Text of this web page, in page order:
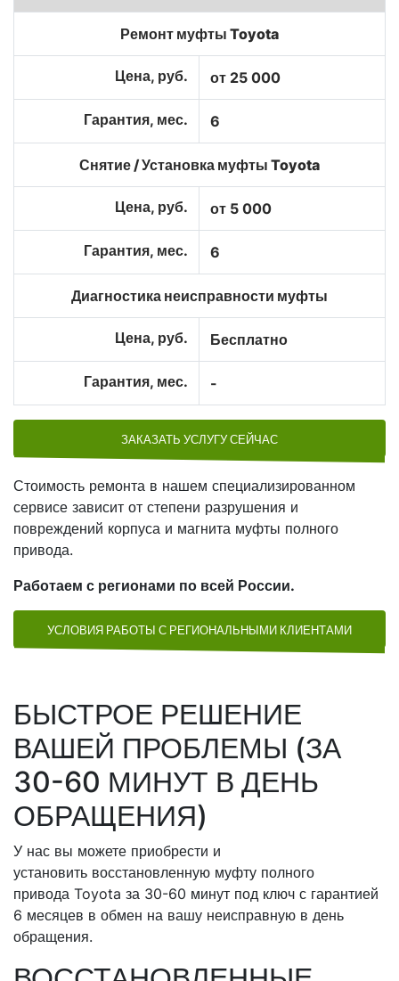
Ремонт муфты Toyota
Цена, руб. от 25 000
Гарантия, мес. 6
Снятие / Установка муфты Toyota
Цена, руб. от 5 000
Гарантия, мес. 6
Диагностика неисправности муфты
Цена, руб. Бесплатно
Гарантия, мес. -
ЗАКАЗАТЬ УСЛУГУ СЕЙЧАС
Стоимость ремонта в нашем специализированном
сервисе зависит от степени разрушения и
повреждений корпуса и магнита муфты полного
привода.
Работаем с регионами по всей России.
УСЛОВИЯ РАБОТЫ С РЕГИОНАЛЬНЫМИ КЛИЕНТАМИ
БЫСТРОЕ РЕШЕНИЕ
ВАШЕЙ ПРОБЛЕМЫ (ЗА
30-60 МИНУТ В ДЕНЬ
ОБРАЩЕНИЯ)
У нас вы можете приобрести и
установить восстановленную муфту полного
привода Toyota за 30-60 минут под ключ с гарантией
6 месяцев в обмен на вашу неисправную в день
обращения.